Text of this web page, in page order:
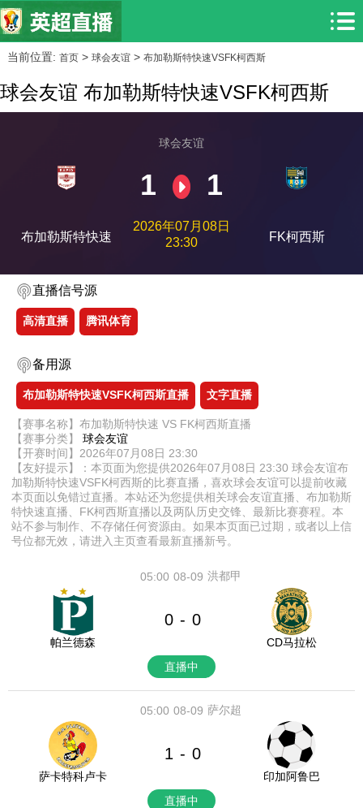
当前位置: 首页> 球会友谊> 布加勒斯特快速VSFK柯西斯
球会友谊 布加勒斯特快速VSFK柯西斯
布加勒斯特快速
球会友谊
1 1
2026年07月08日
23:30
FK柯西斯
直播信号源
高清直播 腾讯体育
备用源
布加勒斯特快速VSFK柯西斯直播 文字直播
【赛事名称】布加勒斯特快速 VS FK柯西斯直播
【赛事分类】 球会友谊
【开赛时间】2026年07月08日 23:30
【友好提示】：本页面为您提供2026年07月08日 23:30 球会友谊布
加勒斯特快速VSFK柯西斯的比赛直播，喜欢球会友谊可以提前收藏
本页面以免错过直播。本站还为您提供相关球会友谊直播、布加勒斯
特快速直播、FK柯西斯直播以及两队历史交锋、最新比赛赛程。本
站不参与制作、不存储任何资源由。如果本页面已过期，或者以上信
号位都无效，请进入主页查看最新直播新号。
08-09
05:00 洪都甲
帕兰德森
0 - 0
CD马拉松
直播中
08-09
05:00 萨尔超
萨卡特科卢卡
1 - 0
印加阿鲁巴
直播中